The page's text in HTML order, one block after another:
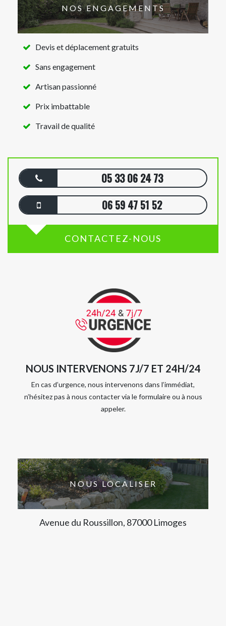
NOS ENGAGEMENTS
Devis et déplacement gratuits
Sans engagement
Artisan passionné
Prix imbattable
Travail de qualité
05 33 06 24 73
06 59 47 51 52
CONTACTEZ-NOUS
NOUS INTERVENONS 7J/7 ET 24H/24
En cas d’urgence, nous intervenons dans l’immédiat,
n’hésitez pas à nous contacter via le formulaire ou à nous
appeler.
NOUS LOCALISER
Avenue du Roussillon, 87000 Limoges